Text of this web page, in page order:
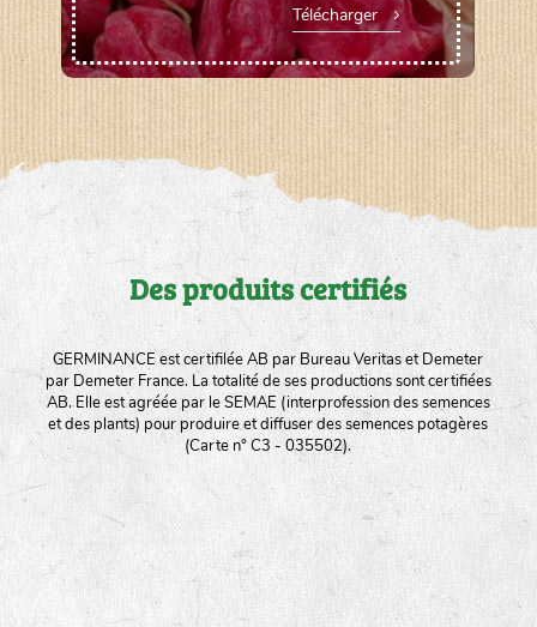
Télécharger
Des produits certifiés
GERMINANCE est certifilée AB par Bureau Veritas et Demeter
par Demeter France. La totalité de ses productions sont certifiées
AB. Elle est agréée par le SEMAE (interprofession des semences
et des plants) pour produire et diffuser des semences potagères
(Carte n° C3 - 035502).